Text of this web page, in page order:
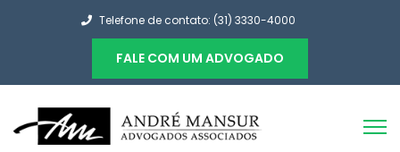
Telefone de contato: (31) 3330-4000
FALE COM UM ADVOGADO